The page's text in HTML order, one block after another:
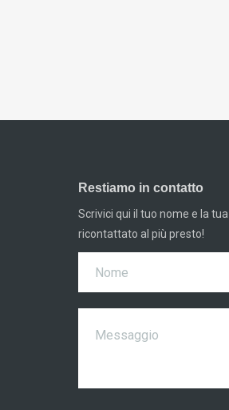
Restiamo in contatto
Scrivici qui il tuo nome e la
ricontattato al più presto!